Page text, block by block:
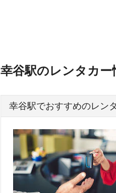
幸谷駅のレンタカー
幸谷駅でおすすめのレン